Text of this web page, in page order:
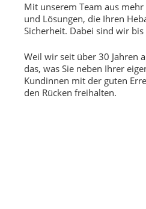
Mit unserem Team aus
und Lösungen, die Ihren
Sicherheit. Dabei sind wir
Weil wir seit über 30 Jahren
das, was Sie neben Ihrer
Kundinnen mit der guten
den Rücken freihalten.